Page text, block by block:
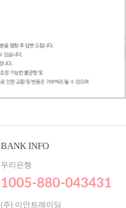
BANK INFO
우리은행
1005-880-043431
(주) 이안트레이딩